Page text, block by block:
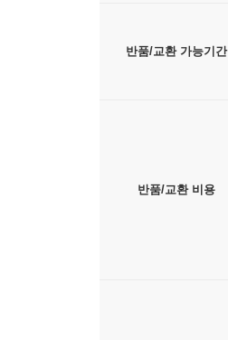
반품/교환 가능기간
반품/교환 비용